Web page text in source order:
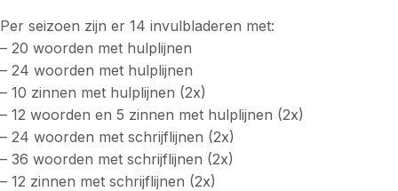
Per seizoen zijn er 14 invulbladeren met:
– 20 woorden met hulplijnen
– 24 woorden met hulplijnen
– 10 zinnen met hulplijnen (2x)
– 12 woorden en 5 zinnen met hulplijnen (2x)
– 24 woorden met schrijflijnen (2x)
– 36 woorden met schrijflijnen (2x)
– 12 zinnen met schrijflijnen (2x)